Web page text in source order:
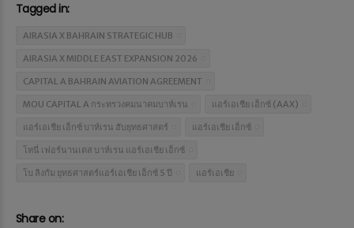
Tagged in:
AIRASIA X BAHRAIN STRATEGIC HUB
AIRASIA X MIDDLE EAST EXPANSION 2026
CAPITAL A BAHRAIN AVIATION AGREEMENT
MOU CAPITAL A กระทรวงคมนาคมบาห์เรน แอร์เอเชีย เอ็กซ์ (AAX)
แอร์เอเชีย เอ็กซ์ บาห์เรน ฮับยุทธศาสตร์ แอร์เอเชีย เอ็กซ์
โทนี่ เฟอร์นานเดส บาห์เรน แอร์เอเชีย เอ็กซ์
โบ ลิงกัม ยุทธศาสตร์แอร์เอเชีย เอ็กซ์ 5 ปี แอร์เอเชีย
Share on: